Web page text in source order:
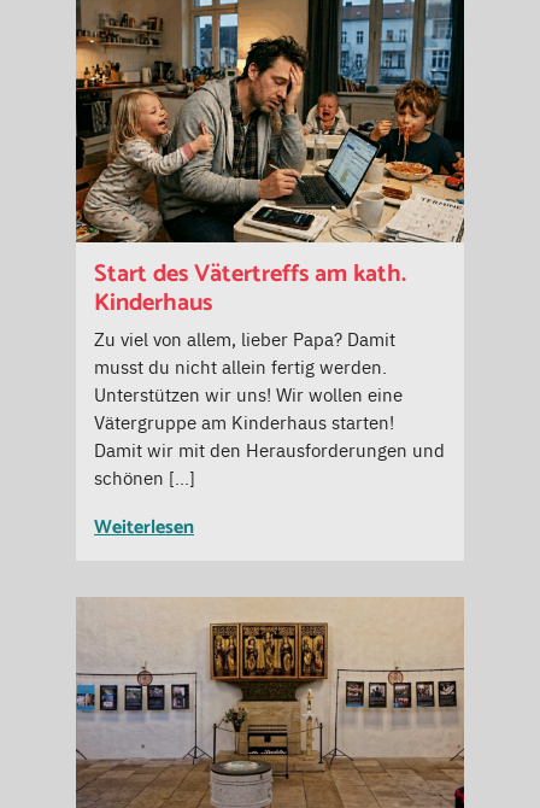
Start des Vätertreffs am kath.
Kinderhaus
Zu viel von allem, lieber Papa? Damit
musst du nicht allein fertig werden.
Unterstützen wir uns! Wir wollen eine
Vätergruppe am Kinderhaus starten!
Damit wir mit den Herausforderungen und
schönen […]
Weiterlesen